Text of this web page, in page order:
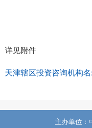
详见附件
天津辖区投资咨询机构
主办单位：